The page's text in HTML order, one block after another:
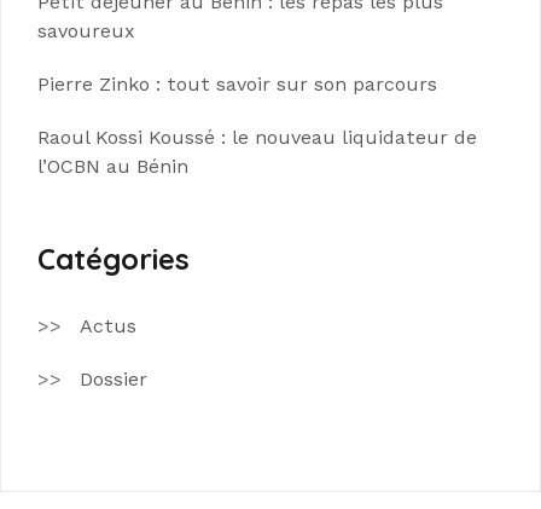
savoureux
Pierre Zinko : tout savoir sur son parcours
Raoul Kossi Koussé : le nouveau liquidateur de
l’OCBN au Bénin
Catégories
Actus
Dossier